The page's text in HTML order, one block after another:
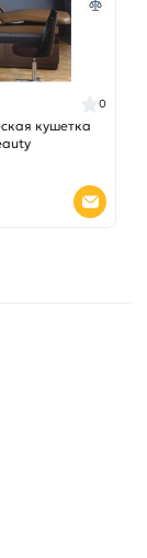
кушетка
0